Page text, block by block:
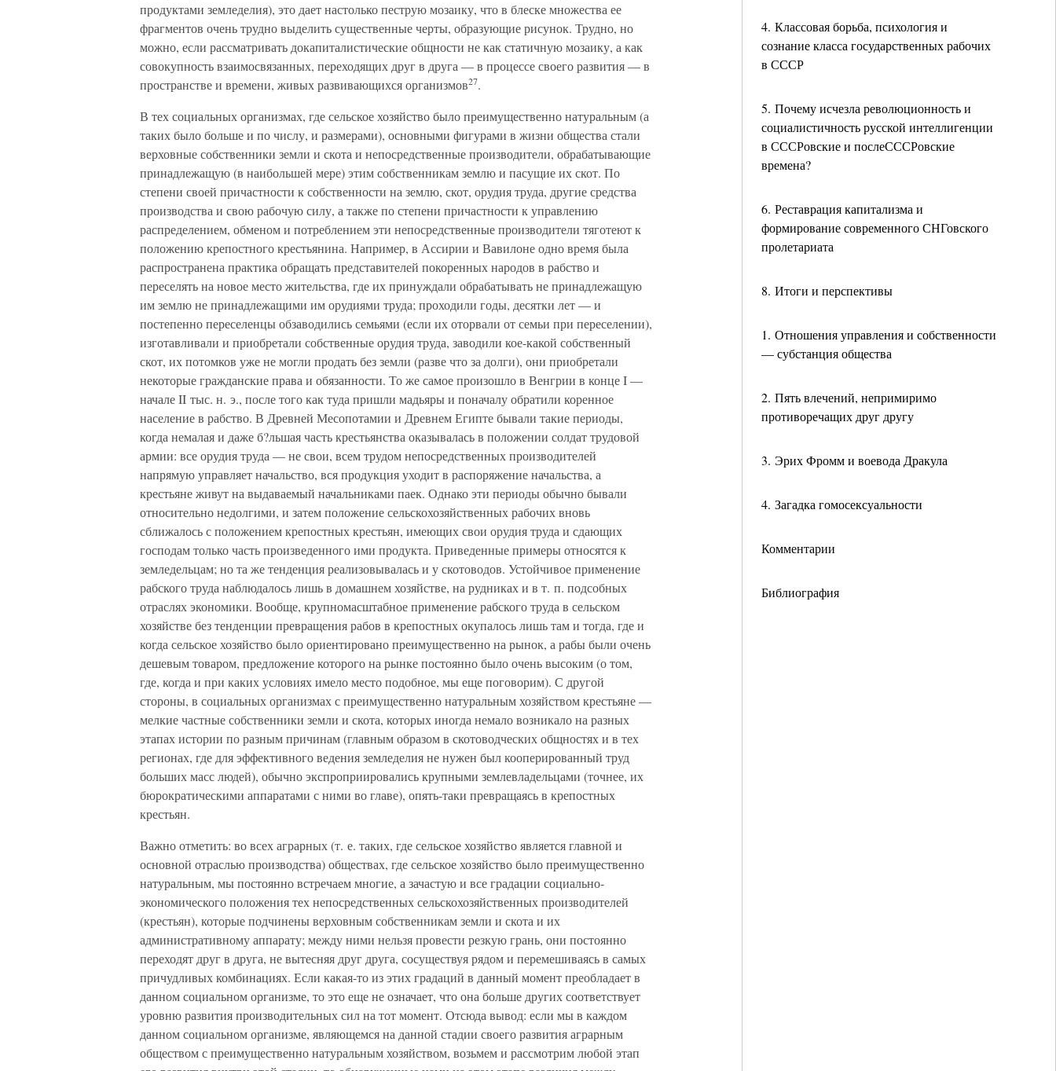
4. Классовая борьба, психология и
сознание класса государственных рабочих
в СССР
5. Почему исчезла революционность и
социалистичность русской интеллигенции
в СССРовские и послеСССРовские
времена?
6. Реставрация капитализма и
формирование современного СНГовского
пролетариата
8. Итоги и перспективы
1. Отношения управления и собственности
— субстанция общества
2. Пять влечений, непримиримо
противоречащих друг другу
3. Эрих Фромм и воевода Дракула
4. Загадка гомосексуальности
Комментарии
Библиография
продуктами земледелия), это дает настолько пеструю мозаику, что в блеске множества ее
фрагментов очень трудно выделить существенные черты, образующие рисунок. Трудно, но
можно, если рассматривать докапиталистические общности не как статичную мозаику, а как
совокупность взаимосвязанных, переходящих друг в друга — в процессе своего развития — в
пространстве и времени, живых развивающихся организмов27.
В тех социальных организмах, где сельское хозяйство было преимущественно натуральным (а
таких было больше и по числу, и размерами), основными фигурами в жизни общества стали
верховные собственники земли и скота и непосредственные производители, обрабатывающие
принадлежащую (в наибольшей мере) этим собственникам землю и пасущие их скот. По
степени своей причастности к собственности на землю, скот, орудия труда, другие средства
производства и свою рабочую силу, а также по степени причастности к управлению
распределением, обменом и потреблением эти непосредственные производители тяготеют к
положению крепостного крестьянина. Например, в Ассирии и Вавилоне одно время была
распространена практика обращать представителей покоренных народов в рабство и
переселять на новое место жительства, где их принуждали обрабатывать не принадлежащую
им землю не принадлежащими им орудиями труда; проходили годы, десятки лет — и
постепенно переселенцы обзаводились семьями (если их оторвали от семьи при переселении),
изготавливали и приобретали собственные орудия труда, заводили кое-какой собственный
скот, их потомков уже не могли продать без земли (разве что за долги), они приобретали
некоторые гражданские права и обязанности. То же самое произошло в Венгрии в конце I —
начале II тыс. н. э., после того как туда пришли мадьяры и поначалу обратили коренное
население в рабство. В Древней Месопотамии и Древнем Египте бывали такие периоды,
когда немалая и даже б?льшая часть крестьянства оказывалась в положении солдат трудовой
армии: все орудия труда — не свои, всем трудом непосредственных производителей
напрямую управляет начальство, вся продукция уходит в распоряжение начальства, а
крестьяне живут на выдаваемый начальниками паек. Однако эти периоды обычно бывали
относительно недолгими, и затем положение сельскохозяйственных рабочих вновь
сближалось с положением крепостных крестьян, имеющих свои орудия труда и сдающих
господам только часть произведенного ими продукта. Приведенные примеры относятся к
земледельцам; но та же тенденция реализовывалась и у скотоводов. Устойчивое применение
рабского труда наблюдалось лишь в домашнем хозяйстве, на рудниках и в т. п. подсобных
отраслях экономики. Вообще, крупномасштабное применение рабского труда в сельском
хозяйстве без тенденции превращения рабов в крепостных окупалось лишь там и тогда, где и
когда сельское хозяйство было ориентировано преимущественно на рынок, а рабы были очень
дешевым товаром, предложение которого на рынке постоянно было очень высоким (о том,
где, когда и при каких условиях имело место подобное, мы еще поговорим). С другой
стороны, в социальных организмах с преимущественно натуральным хозяйством крестьяне —
мелкие частные собственники земли и скота, которых иногда немало возникало на разных
этапах истории по разным причинам (главным образом в скотоводческих общностях и в тех
регионах, где для эффективного ведения земледелия не нужен был кооперированный труд
больших масс людей), обычно экспроприировались крупными землевладельцами (точнее, их
бюрократическими аппаратами с ними во главе), опять-таки превращаясь в крепостных
крестьян.
Важно отметить: во всех аграрных (т. е. таких, где сельское хозяйство является главной и
основной отраслью производства) обществах, где сельское хозяйство было преимущественно
натуральным, мы постоянно встречаем многие, а зачастую и все градации социально-
экономического положения тех непосредственных сельскохозяйственных производителей
(крестьян), которые подчинены верховным собственникам земли и скота и их
административному аппарату; между ними нельзя провести резкую грань, они постоянно
переходят друг в друга, не вытесняя друг друга, сосуществуя рядом и перемешиваясь в самых
причудливых комбинациях. Если какая-то из этих градаций в данный момент преобладает в
данном социальном организме, то это еще не означает, что она больше других соответствует
уровню развития производительных сил на тот момент. Отсюда вывод: если мы в каждом
данном социальном организме, являющемся на данной стадии своего развития аграрным
обществом с преимущественно натуральным хозяйством, возьмем и рассмотрим любой этап